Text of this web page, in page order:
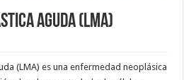
AGUDA (LMA)
(LMA) es una enfermedad neoplásica